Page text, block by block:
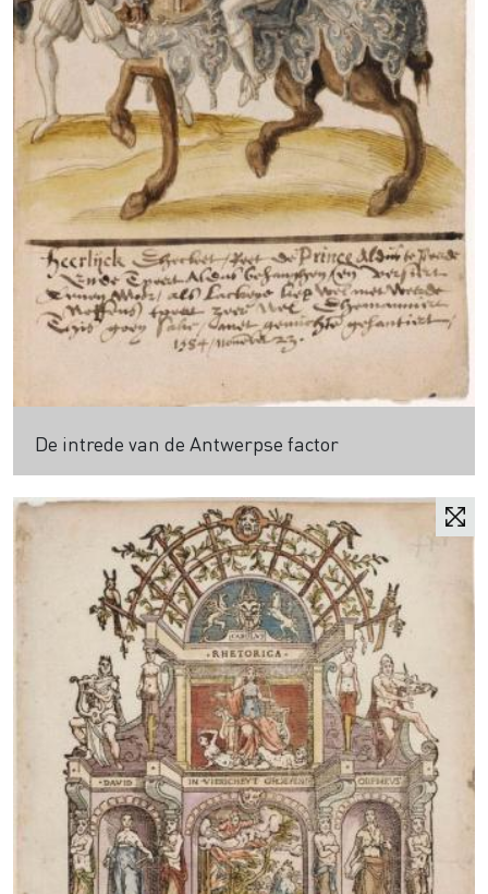
De intrede van de Antwerpse factor